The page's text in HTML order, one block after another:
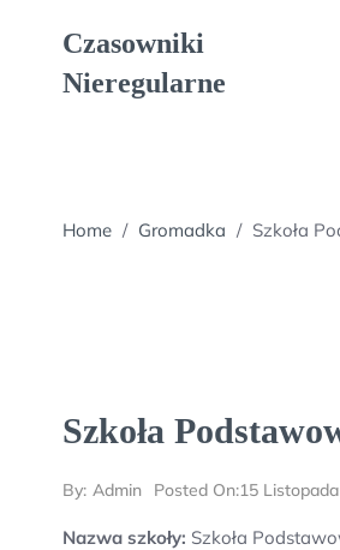
Czasowniki
Nieregularne
Home / Gromadka / Szkoła
Szkoła
By: Admin Posted On:15
Nazwa szkoły: Szkoła